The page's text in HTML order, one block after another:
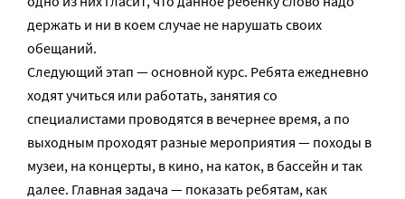
держать и ни в коем случае не нарушать своих
обещаний.
Следующий этап — основной курс. Ребята ежедневно
ходят учиться или работать, занятия со
специалистами проводятся в вечернее время, а по
выходным проходят разные мероприятия — походы в
музеи, на концерты, в кино, на каток, в бассейн и так
далее. Главная задача — показать ребятам, как